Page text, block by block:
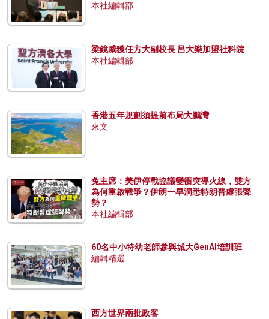
本社編輯部
梁鏡威獲任方大副校長 呂大樂加盟社科院
本社編輯部
香港五年規劃須提前布局大鵬灣
來文
兔主席：美伊停戰協議變衝突導火線，雙方
為何重啟戰爭？伊朗一早洞悉特朗普虛張聲
勢？
本社編輯部
60名中小特幼老師參與城大GenAI培訓班
編輯精選
西方世界兩批政客